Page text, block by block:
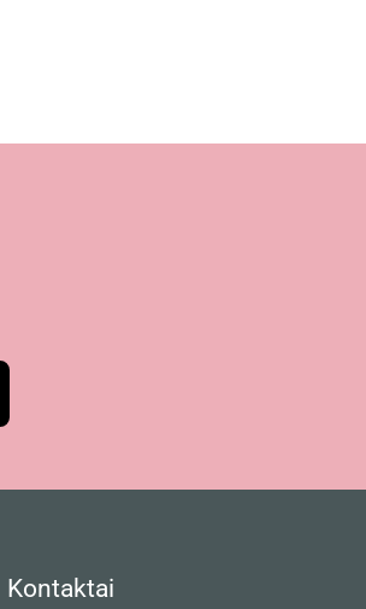
Kontaktai